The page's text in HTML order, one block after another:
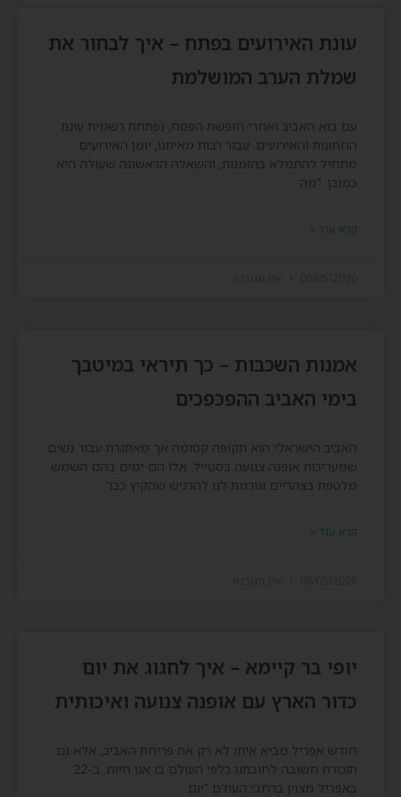
עונת האירועים בפתח – איך לבחור את
שמלת הערב המושלמת
עם בוא האביב ואחרי חופשת הפסח, נפתחת רשמית עונת
החתונות והאירועים. עבור רבות מאיתנו, יומן האירועים
מתחיל להתמלא בהזמנות, והשאלה הראשונה שעולה היא
כמובן: "מה
קרא עוד »
אמנות השכבות – כך תיראי במיטבך
בימי האביב ההפכפכים
האביב הישראלי הוא תקופה קסומה אך מאתגרת עבור נשים
שמעריכות אופנה צנועה בסטייל. אלו הם ימים בהם השמש
מלטפת בצהריים וגורמת לנו להרגיש שהקיץ כבר
קרא עוד »
יופי בר קיימא – איך לחגוג את יום
כדור הארץ עם אופנה צנועה ואיכותית
חודש אפריל מביא איתו לא רק את פריחת האביב, אלא גם
תזכורת חשובה לחובתנו כלפי העולם בו אנו חיות. ב-22
באפריל מצוין ברחבי העולם "יום